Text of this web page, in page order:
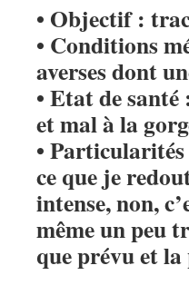
• Objectif :
• Conditions
averses dont
• Etat de
et mal à la
•
ce que je
intense, non,
même un peu
que prévu et la